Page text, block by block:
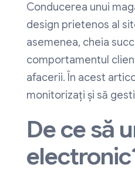
Conducerea unui
design prietenos al
asemenea, cheia
comportamentul
afacerii. În acest
monitorizați și să
De ce să